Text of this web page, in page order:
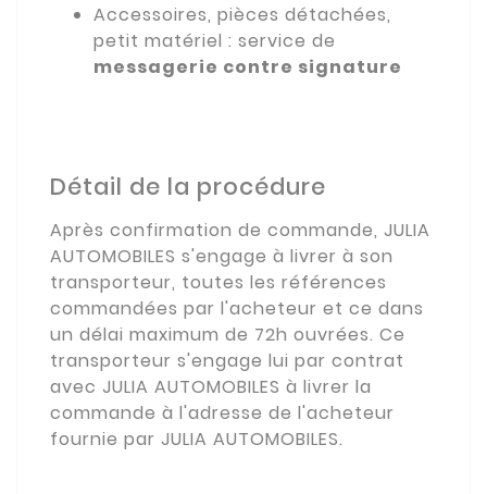
Accessoires, pièces détachées,
petit matériel : service de
messagerie contre signature
Détail de la procédure
Après confirmation de commande, JULIA
AUTOMOBILES s'engage à livrer à son
transporteur, toutes les références
commandées par l'acheteur et ce dans
un délai maximum de 72h ouvrées. Ce
transporteur s'engage lui par contrat
avec JULIA AUTOMOBILES à livrer la
commande à l'adresse de l'acheteur
fournie par JULIA AUTOMOBILES.